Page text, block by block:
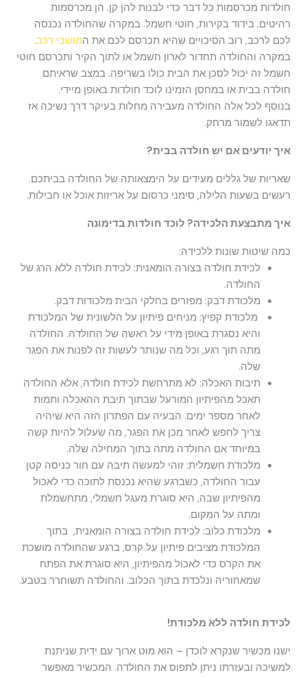
חולדות מכרסמות כל דבר כדי לבנות להן קן. הן מכרסמות
רהיטים, בידוד בקירות, חוטי חשמל. במקרה שהחולדה נכנסה
לכם לרכב, רוב הסיכויים שהיא תכרסם לכם את המושבי רכב.
במקרה והחולדה תחדור לארון חשמל או לתוך הקיר ותכרסם חוטי
חשמל זה יכול לסכן את הבית כולו בשריפה. במצב שראיתם
חולדה בבית או במחסן הזמינו לוכד חולדות באופן מיידי.
בנוסף לכל אלה החולדה מעבירה מחלות בעיקר דרך נשיכה אז
תדאגו לשמור מרחק.
איך יודעים אם יש חולדה בבית?
שאריות של גללים מעידים על הימצאותה של החולדה בביתכם.
רעשים בשעות הלילה, סימני כרסום על אריזות אוכל או חבילות.
איך מתבצעת הלכידה? לוכד חולדות בדימונה
כמה שיטות שונות ללכידה:
לכידת חולדה בצורה הומאנית: לכידת חולדה ללא הרג של
החולדה.
מלכודת דבק: מפזרים בחלקי הבית מלכודות דבק.
מלכודת קפיץ: מניחים פיתיון על הלשונית של המלכודת
והיא נסגרת באופן מידי על ראשה של החולדה. החולדה
מתה תוך רגע, וכל מה שנותר לעשות זה לפנות את הפגר
שלה.
תיבות האכלה: לא מתרחשת לכידת חולדה, אלא החולדה
תאכל מהפיתיון המורעל שבתוך תיבת ההאכלה ותמות
לאחר מספר ימים. הבעיה עם הפתרון הזה היא שיהיה
צריך לחפש לאחר מכן את הפגר, מה שעלול להיות קשה
במיוחד אם החולדה מתה בתוך המחילה שלה.
מלכודת חשמלית: זוהי למעשה תיבה עם חור כניסה קטן
עבור החולדה, כשברגע שהיא נכנסת לתוכה כדי לאכול
מהפיתיון שבה, היא סוגרת מעגל חשמלי, מתחשמלת
ומתה על המקום.
מלכודת כלוב: לכידת חולדה בצורה הומאנית, בתוך
המלכודת מציבים פיתיון על קרס, ברגע שהחולדה מושכת
את הקרס כדי לאכול מהפיתיון, היא סוגרת את הפתח
שמאחוריה ונלכדת בתוך הכלוב. והחולדה תשוחרר בטבע.
לכידת חולדה ללא מלכודת!
ישנו מכשיר שנקרא לוכדן – הוא מוט ארוך עם ידית שניתנת
למשיכה ובעזרתו ניתן לתפוס את החולדה. המכשיר מאפשר